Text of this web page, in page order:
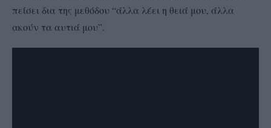
πείσει δια της μεθόδου “άλλα λέει η θειά μου, άλλα
ακούν τα αυτιά μου”.